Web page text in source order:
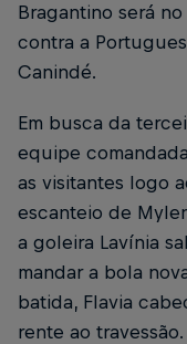
Bragantino será
contra a
Canindé.
Em busca da
equipe
as visitantes logo
escanteio de
a goleira Lavínia
mandar a bola
batida, Flavia
rente ao travessão.